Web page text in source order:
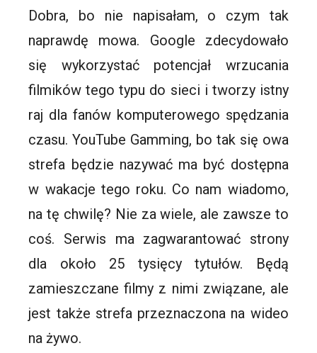
Dobra, bo nie napisałam, o czym tak
naprawdę mowa. Google zdecydowało
się wykorzystać potencjał wrzucania
filmików tego typu do sieci i tworzy istny
raj dla fanów komputerowego spędzania
czasu. YouTube Gamming, bo tak się owa
strefa będzie nazywać ma być dostępna
w wakacje tego roku. Co nam wiadomo,
na tę chwilę? Nie za wiele, ale zawsze to
coś. Serwis ma zagwarantować strony
dla około 25 tysięcy tytułów. Będą
zamieszczane filmy z nimi związane, ale
jest także strefa przeznaczona na wideo
na żywo.